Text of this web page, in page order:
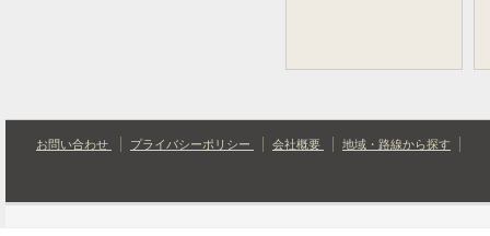
お問い合わせ プライバシーポリシー 会社概要 地域・路線から探す